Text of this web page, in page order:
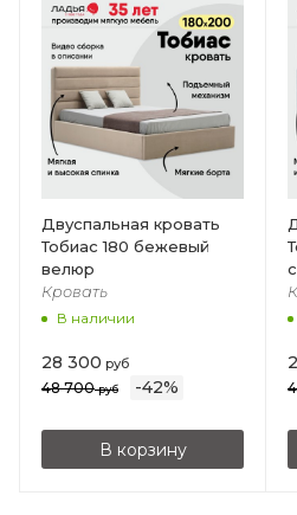
Двуспальная кровать
Тобиас 180 бежевый
велюр
Кровать
В наличии
28 300 руб
48 700руб -42%
В корзину